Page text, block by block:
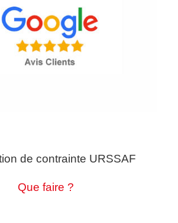
de contrainte URSSAF
Que faire ?